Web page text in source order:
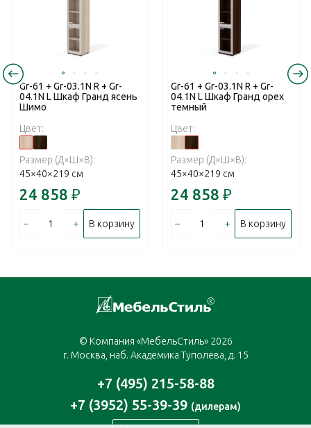
Gr-61 + Gr-03.1N R + Gr-
04.1N L Шкаф Гранд ясень
Шимо
Цвет:
Размер (Д×Ш×В):
45×40×219 см
24 858 ₽
– + В корзину
Gr-61 + Gr-03.1N R + Gr-
04.1N L Шкаф Гранд орех
темный
Цвет:
Размер (Д×Ш×В):
45×40×219 см
24 858 ₽
– + В корзину
© Компания «МебельСтиль» 2026
г. Москва, наб. Академика Туполева, д. 15
+7 (495) 215-58-88
+7 (3952) 55-39-39 (дилерам)